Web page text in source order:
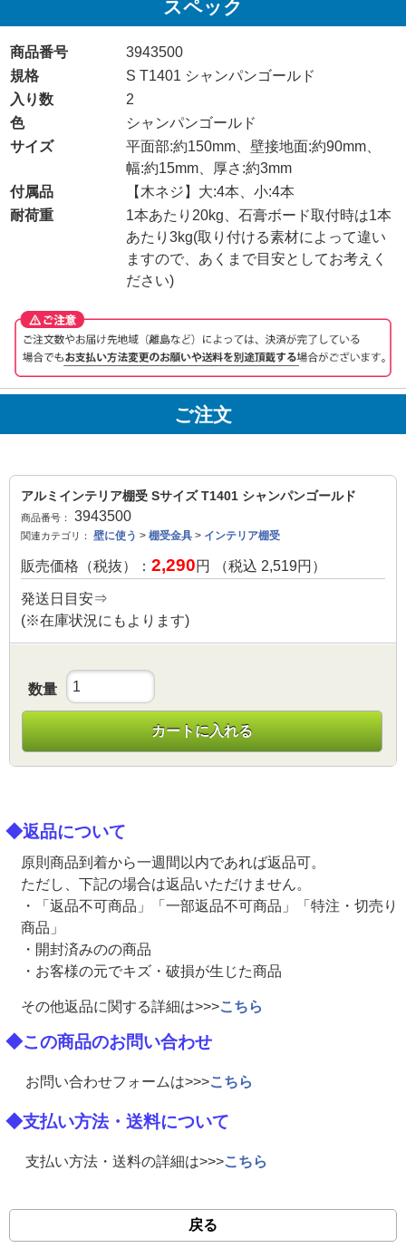
スペック
商品番号
3943500
規格
S T1401 シャンパンゴールド
入り数
2
色
シャンパンゴールド
サイズ
平面部:約150mm、壁接地面:約90mm、
幅:約15mm、厚さ:約3mm
付属品
【木ネジ】大:4本、小:4本
耐荷重
1本あたり20kg、石膏ボード取付時は1本
あたり3kg(取り付ける素材によって違い
ますので、あくまで目安としてお考えく
ださい)
ご注文
アルミインテリア棚受 Sサイズ T1401 シャンパンゴールド
商品番号： 3943500
関連カテゴリ： 壁に使う > 棚受金具 > インテリア棚受
販売価格（税抜）： 2,290円 （税込 2,519円）
発送日目安⇒
(※在庫状況にもよります)
数量
カートに入れる
◆返品について
原則商品到着から一週間以内であれば返品可。
ただし、下記の場合は返品いただけません。
・「返品不可商品」「一部返品不可商品」「特注・切売り
商品」
・開封済みのの商品
・お客様の元でキズ・破損が生じた商品
その他返品に関する詳細は>>>こちら
◆この商品のお問い合わせ
お問い合わせフォームは>>>こちら
◆支払い方法・送料について
支払い方法・送料の詳細は>>>こちら
戻る